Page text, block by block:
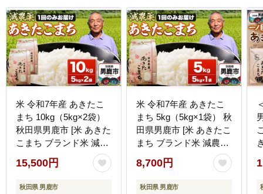
米 令和7年産 あきたこ
まち 10kg（5kg×2袋）
秋田県男鹿市 [米 あきた
こまち ブランド米 減農
薬 香り 甘み 粘り おに
ぎり おむすび お弁当
10kg]
15,500円
秋田県 男鹿市
米 令和7年産 あきたこ
まち 5kg（5kg×1袋） 秋
田県男鹿市 [米 あきたこ
まち ブランド米 減農薬
香り 甘み 粘り おにぎり
おむすび お弁当 5kg]
8,700円
秋田県 男鹿市